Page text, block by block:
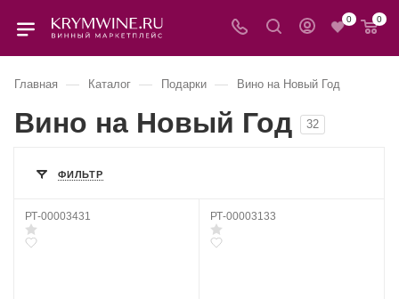
0 0
Главная — Каталог — Подарки — Вино на Новый Год
Вино на Новый Год 32
ФИЛЬТР
РТ-00003431 РТ-00003133